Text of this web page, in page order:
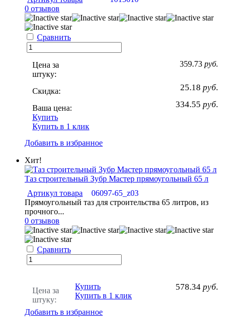
0 отзывов
Сравнить
Цена за
штуку:
359.73 руб.
Скидка: 25.18 руб.
Ваша цена: 334.55 руб.
Купить
Купить в 1 клик
Добавить в избранное
Хит!
Таз строительный Зубр Мастер прямоугольный 65 л
Артикул товара
06097-65_z03
Прямоугольный таз для строительства 65 литров, из
прочного...
0 отзывов
Сравнить
Цена за
штуку:
578.34 руб.
Купить
Купить в 1 клик
Добавить в избранное